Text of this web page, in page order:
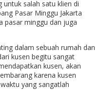
untuk salah satu klien di
Pasar Minggu Jakarta
pasar minggu dan juga
dalam sebuah rumah dan
kusen begitu sangat
kusen, akan
karena kusen
yang sangatlah